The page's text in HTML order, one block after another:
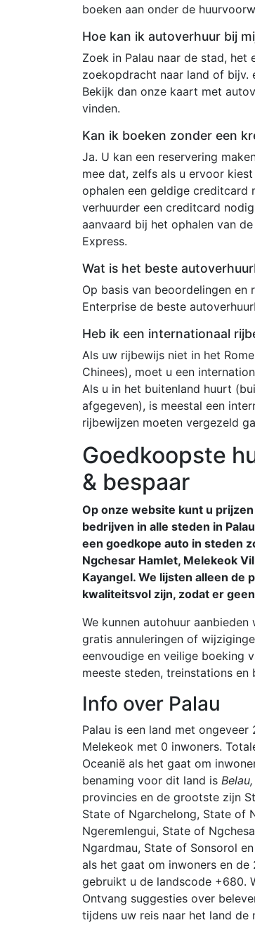
boeken aan onder de
Hoe kan ik autoverhuur bij
Zoek in Palau naar de stad,
zoekopdracht naar land of bijv.
Bekijk dan onze kaart met
vinden.
Kan ik boeken zonder een
Ja. U kan een reservering
mee dat, zelfs als u ervoor
ophalen een geldige creditcard
verhuurder een creditcard
aanvaard bij het ophalen van
Express.
Wat is het beste
Op basis van beoordelingen
Enterprise de beste
Heb ik een internationaal
Als uw rijbewijs niet in het
Chinees), moet u een
Als u in het buitenland huurt
afgegeven), is meestal een
rijbewijzen moeten vergezeld
Goedkoopste
& bespaar
Op onze website kunt u
bedrijven in alle steden in
een goedkope auto in steden
Ngchesar Hamlet, Melekeok
Kayangel. We lijsten alleen de
kwaliteitsvol zijn, zodat er
We kunnen autohuur
gratis annuleringen of
eenvoudige en veilige boeking
meeste steden, treinstations en
Info over Palau
Palau is een land met
Melekeok met 0 inwoners.
Oceanië als het gaat om
benaming voor dit land is
provincies en de grootste zijn
State of Ngarchelong, State of
Ngeremlengui, State of
Ngardmau, State of Sonsorol
als het gaat om inwoners en
gebruikt u de landscode +680.
Ontvang suggesties over
tijdens uw reis naar het land de